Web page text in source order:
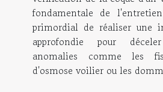
fondamentale de
primordial de réaliser une
approfondie pour
anomalies comme les
d'osmose voilier ou les